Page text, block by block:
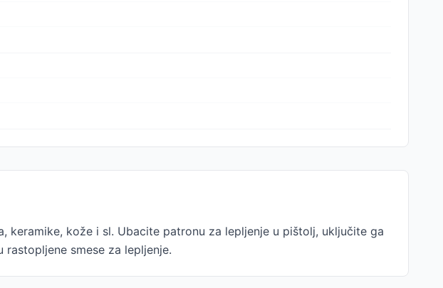
kože i sl. Ubacite patronu za lepljenje u pištolj, uključite ga
smese za lepljenje.